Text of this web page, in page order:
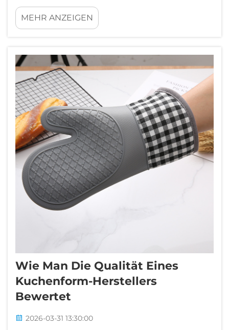
Produktqualität, die Produktionseffizienz und die
langfristige Geschäftswirtschaftlichkeit auswirkt. Ob Sie
MEHR ANZEIGEN
Wie Man Die Qualität Eines
Kuchenform-Herstellers
Bewertet
2026-03-31 13:30:00